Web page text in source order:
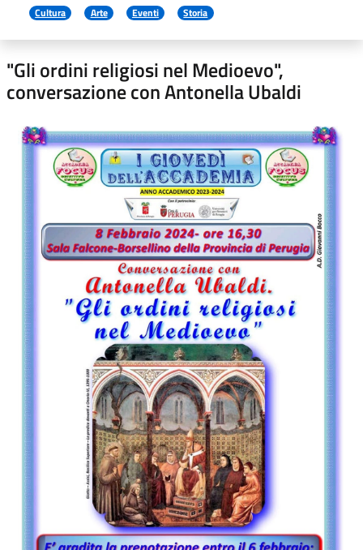
Cultura Arte Eventi Storia
"Gli ordini religiosi nel Medioevo",
conversazione con Antonella Ubaldi